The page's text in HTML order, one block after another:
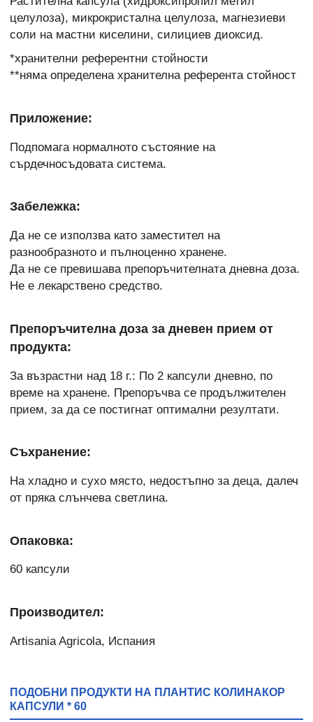
целулоза), микрокристална целулоза, магнезиеви
соли на мастни киселини, силициев диоксид.
*хранителни референтни стойности
**няма определена хранителна референта стойност
Приложение:
Подпомага нормалното състояние на
сърдечносъдовата система.
Забележка:
Да не се използва като заместител на
разнообразното и пълноценно хранене.
Да не се превишава препоръчителната дневна доза.
Не е лекарствено средство.
Препоръчителна доза за дневен прием от
продукта:
За възрастни над 18 г.: По 2 капсули дневно, по
време на хранене. Препоръчва се продължителен
прием, за да се постигнат оптимални резултати.
Съхранение:
На хладно и сухо място, недостъпно за деца, далеч
от пряка слънчева светлина.
Опаковка:
60 капсули
Производител:
Artisania Agricola, Испания
ПОДОБНИ ПРОДУКТИ НА ПЛАНТИС КОЛИНАКОР
КАПСУЛИ * 60